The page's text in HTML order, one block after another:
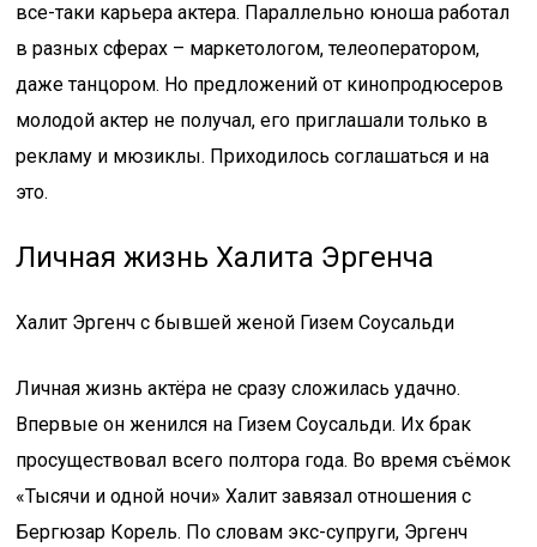
все-таки карьера актера. Параллельно юноша работал
в разных сферах – маркетологом, телеоператором,
даже танцором. Но предложений от кинопродюсеров
молодой актер не получал, его приглашали только в
рекламу и мюзиклы. Приходилось соглашаться и на
это.
Личная жизнь Халита Эргенча
Халит Эргенч с бывшей женой Гизем Соусальди
Личная жизнь актёра не сразу сложилась удачно.
Впервые он женился на Гизем Соусальди. Их брак
просуществовал всего полтора года. Во время съёмок
«Тысячи и одной ночи» Халит завязал отношения с
Бергюзар Корель. По словам экс-супруги, Эргенч